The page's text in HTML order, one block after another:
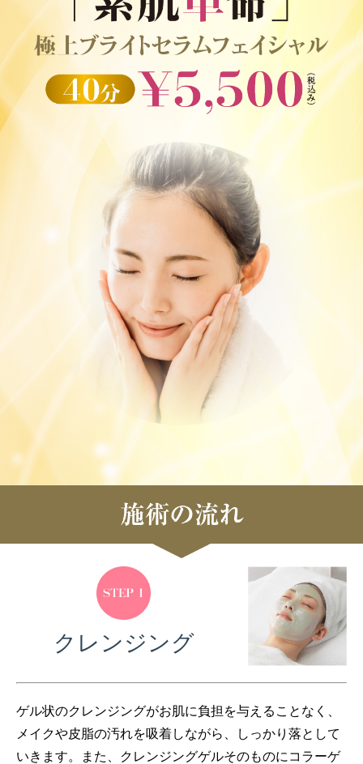
クレンジング
ゲル状のクレンジングがお肌に負担を与えることなく、
メイクや皮脂の汚れを吸着しながら、しっかり落として
いきます。また、クレンジングゲルそのものにコラーゲ